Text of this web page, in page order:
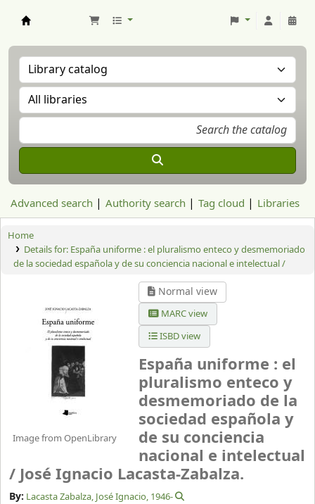
Advanced search Authority search Tag cloud Libraries
Home
Details for: España uniforme : el pluralismo enteco y desmemoriado
de la sociedad española y de su conciencia nacional e intelectual /
Image from OpenLibrary
Normal view
MARC view
ISBD view
España uniforme : el
pluralismo enteco y
desmemoriado de la
sociedad española y
de su conciencia
nacional e intelectual
/ José Ignacio Lacasta-Zabalza.
By: Lacasta Zabalza, José Ignacio, 1946-